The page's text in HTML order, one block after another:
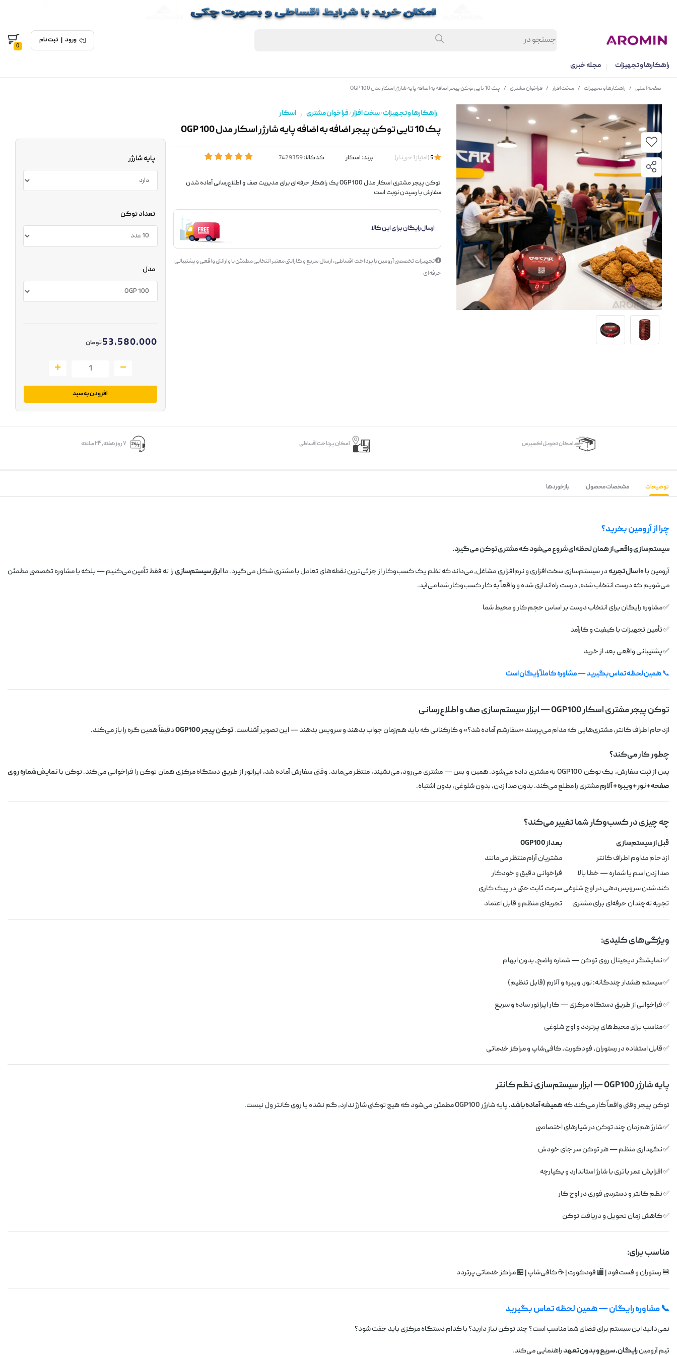
ورود | ثبت نام
0
راهکارها و تجهیزات مجله خبری
صفحه اصلی / راهکارها و تجهیزات / سخت افزار / فراخوان مشتری / پک 10 تایی توکن پیجر اضافه به اضافه پایه شارژر اسکار مدل OGP 100
راهکارها و تجهیزات/سخت افزار/فراخوان مشتری / اسکار
پک 10 تایی توکن پیجر اضافه به اضافه پایه شارژر اسکار مدل OGP 100
(امتیاز1خریدار) برند: اسکار کدکالا:
توکن پیجر مشتری اسکار مدل OGP100 یک راهکار حرفه‌ای برای مدیریت صف و اطلاع‌رسانی آماده شدن
سفارش یا رسیدن نوبت است
ارسال رایگان برای این کالا
تجهیزات تخصصی آرومین با پرداخت اقساطی، ارسال سریع و گارانتی معتبر انتخابی مطمئن با وارانتی واقعی و پشتیبانی
حرفه‌ای
پایه شارژر
تعداد توکن
مدل
53,580,000تومان
افزودن به سبد
اﻣﮑﺎن ﺗﺤﻮﯾﻞ اﮐﺴﭙﺮس امکان پرداخت اقساطی ۷ روز ﻫﻔﺘﻪ، ۲۴ ﺳﺎﻋﺘﻪ
توضیحات مشخصات محصول بازخوردها
چرا از آرومین بخرید؟
سیستم‌سازی واقعی از همان لحظه‌ای شروع می‌شود که مشتری توکن می‌گیرد.
آرومین با۱۰ سال تجربه در سیستم‌سازی سخت‌افزاری و نرم‌افزاری مشاغل، می‌داند که نظم یک کسب‌وکار از جزئی‌ترین نقطه‌های تعامل با مشتری شکل می‌گیرد. ماابزار سیستم‌سازیرا نه فقط تأمین می‌کنیم — بلکه با مشاوره تخصصی مطمئن
می‌شویم که درست انتخاب شده، درست راه‌اندازی شده و واقعاً به کار کسب‌وکار شما می‌آید.
✅ مشاوره رایگان برای انتخاب درست بر اساس حجم کار و محیط شما
✅ تأمین تجهیزات با کیفیت و کارآمد
✅ پشتیبانی واقعی بعد از خرید
📞همین لحظه تماس بگیرید — مشاوره کاملاً رایگان است
توکن پیجر مشتری اسکار OGP100 — ابزار سیستم‌سازی صف و اطلاع‌رسانی
ازدحام اطراف کانتر، مشتری‌هایی که مدام می‌پرسند «سفارشم آماده شد؟» و کارکنانی که باید هم‌زمان جواب بدهند و سرویس بدهند — این تصویر آشناست.توکن پیجر OGP100 دقیقاً همین گره را باز می‌کند.
چطور کار می‌کند؟
پس از ثبت سفارش، یک توکن OGP100 به مشتری داده می‌شود. همین و بس — مشتری می‌رود، می‌نشیند، منتظر می‌ماند. وقتی سفارش آماده شد، اپراتور از طریق دستگاه مرکزی همان توکن را فراخوانی می‌کند. توکن با
نمایش شماره روی
صفحه + نور + ویبره + آلارممشتری را مطلع می‌کند. بدون صدا زدن، بدون شلوغی، بدون اشتباه.
چه چیزی در کسب‌وکار شما تغییر می‌کند؟
قبل از سیستم‌سازی
بعد از OGP100
ازدحام مداوم اطراف کانتر
مشتریان آرام منتظر می‌مانند
صدا زدن اسم یا شماره — خطا بالا
فراخوانی دقیق و خودکار
کند شدن سرویس‌دهی در اوج شلوغیسرعت ثابت حتی در پیک کاری
تجربه نه‌چندان حرفه‌ای برای مشتری
تجربه‌ای منظم و قابل اعتماد
ویژگی‌های کلیدی:
✅ نمایشگر دیجیتال روی توکن — شماره واضح، بدون ابهام
✅ سیستم هشدار چندگانه: نور، ویبره و آلارم (قابل تنظیم)
✅ فراخوانی از طریق دستگاه مرکزی — کار اپراتور ساده و سریع
✅ مناسب برای محیط‌های پرتردد و اوج شلوغی
✅ قابل استفاده در رستوران، فودکورت، کافی‌شاپ و مراکز خدماتی
پایه شارژر OGP100 — ابزار سیستم‌سازی نظم کانتر
توکن پیجر وقتی واقعاً کار می‌کند کههمیشه آماده باشد. پایه شارژر OGP100 مطمئن می‌شود که هیچ توکنی شارژ ندارد، گم نشده یا روی کانتر ول نیست.
✅ شارژ هم‌زمان چند توکن در شیارهای اختصاصی
✅ نگهداری منظم — هر توکن سر جای خودش
✅ افزایش عمر باتری با شارژ استاندارد و یکپارچه
✅ نظم کانتر و دسترسی فوری در اوج کار
✅ کاهش زمان تحویل و دریافت توکن
مناسب برای:
🍔 رستوران و فست‌فود | 🏬 فودکورت | ☕ کافی‌شاپ | 🏪 مراکز خدماتی پرتردد
📞 مشاوره رایگان — همین لحظه تماس بگیرید
نمی‌دانید این سیستم برای فضای شما مناسب است؟ چند توکن نیاز دارید؟ با کدام دستگاه مرکزی باید جفت شود؟
تیم آرومینرایگان، سریع و بدون تعهدراهنمایی می‌کند.